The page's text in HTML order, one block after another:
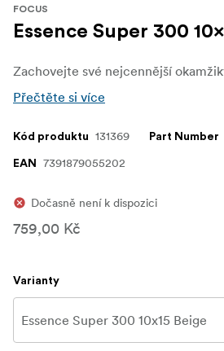
FOCUS
Essence Super 300
Přečtěte si více
Kód produktu 131369 Part Number
EAN 7391879055202
Dočasně není k dispozici
759,00 Kč
Varianty